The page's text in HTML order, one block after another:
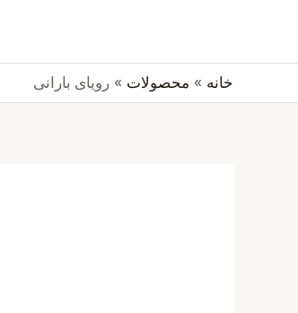
محتوا
خانه محصولات رویای بارانی